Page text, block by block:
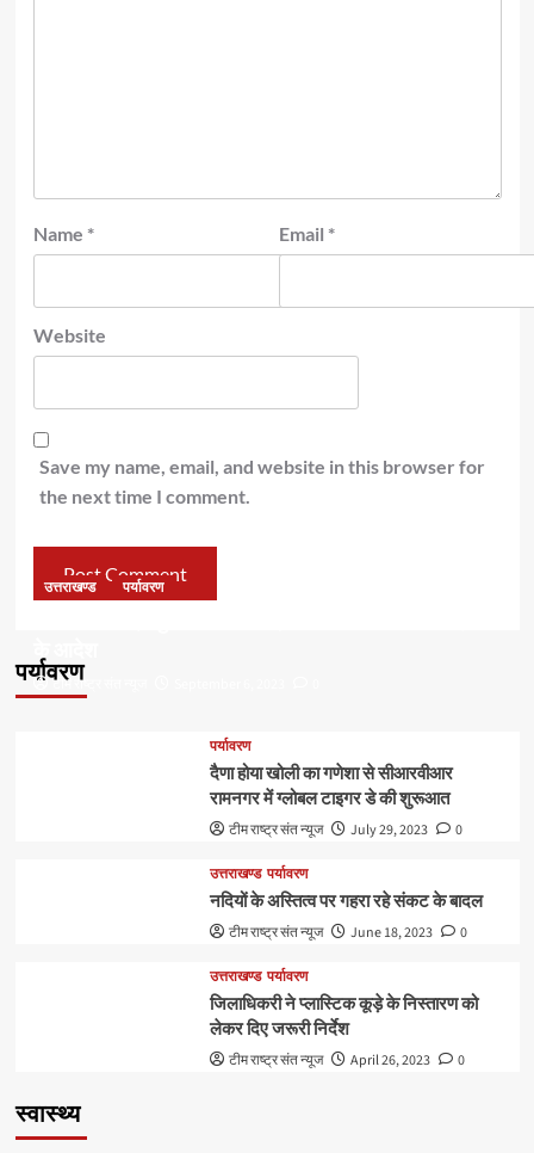
Name * Email *
Website
Save my name, email, and website in this browser for
the next time I comment.
पर्यावरण
उत्तराखण्ड पर्यावरण
के आदेश
टीम राष्ट्र संत न्यूज
पर्यावरण
दैणा होया खोली का गणेशा से सीआरवीआर
रामनगर में ग्लोबल टाइगर डे की शुरूआत
टीम राष्ट्र संत न्यूज July 29, 2023 0
उत्तराखण्ड पर्यावरण
नदियों के अस्तित्व पर गहरा रहे संकट के बादल
टीम राष्ट्र संत न्यूज June 18, 2023 0
उत्तराखण्ड पर्यावरण
जिलाधिकरी ने प्लास्टिक कूड़े के निस्तारण को
लेकर दिए जरूरी निर्देश
टीम राष्ट्र संत न्यूज April 26, 2023 0
स्वास्थ्य